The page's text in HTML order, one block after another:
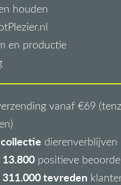
houden
en productie
vanaf €69
dierenverblijven
13.800 positieve
311.000 tevreden